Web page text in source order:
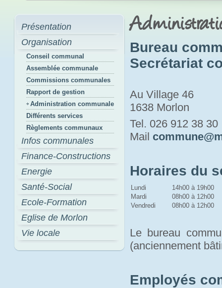
Présentation
Organisation
Conseil communal
Assemblée communale
Commissions communales
Rapport de gestion
Administration communale
Différents services
Règlements communaux
Infos communales
Finance-Constructions
Energie
Santé-Social
Ecole-Formation
Eglise de Morlon
Vie locale
Bureau
Secrétariat
Au Village 46
1638 Morlon
Tel. 026 912 38 30
Mail
Horaires du
Lundi
14h00 à 19h00
Mardi
08h00 à 12h00
Vendredi
08h00 à 12h00
Le bureau
(anciennement
Employés